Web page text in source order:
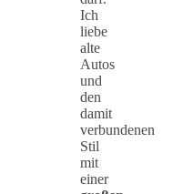
Ich
liebe
alte
Autos
und
den
damit
verbundenen
Stil
mit
einer